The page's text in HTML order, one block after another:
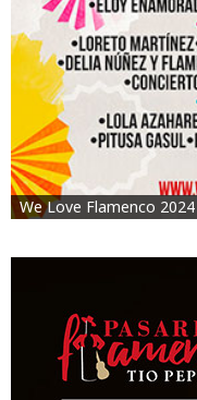
We Love Flamenco 2024